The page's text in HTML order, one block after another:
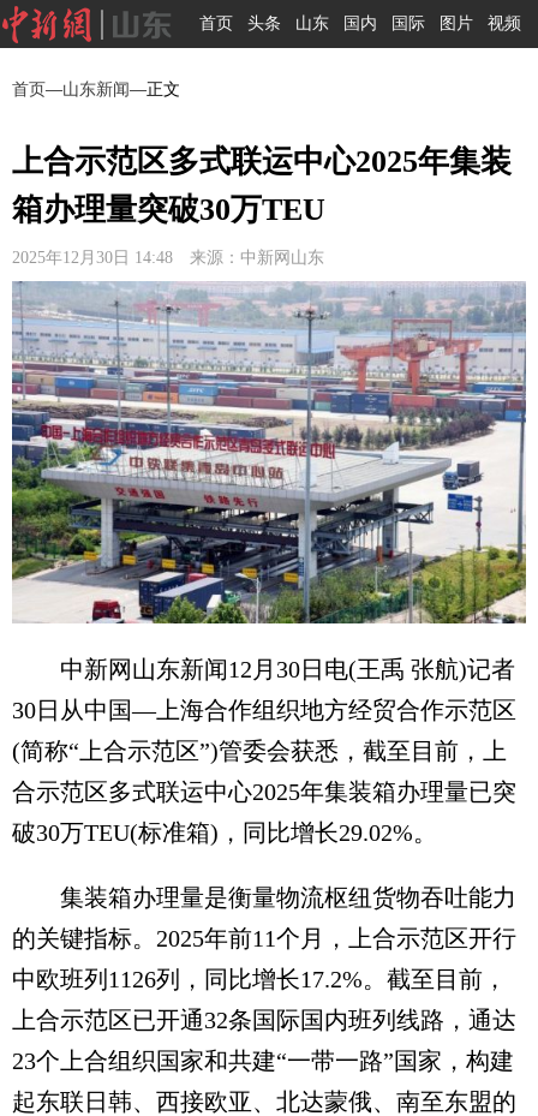
首页 头条 山东 国内 国际 图片 视频
首页—山东新闻—正文
上合示范区多式联运中心2025年集装
箱办理量突破30万TEU
2025年12月30日 14:48 来源：中新网山东
中新网山东新闻12月30日电(王禹 张航)记者
30日从中国—上海合作组织地方经贸合作示范区
(简称“上合示范区”)管委会获悉，截至目前，上
合示范区多式联运中心2025年集装箱办理量已突
破30万TEU(标准箱)，同比增长29.02%。
集装箱办理量是衡量物流枢纽货物吞吐能力
的关键指标。2025年前11个月，上合示范区开行
中欧班列1126列，同比增长17.2%。截至目前，
上合示范区已开通32条国际国内班列线路，通达
23个上合组织国家和共建“一带一路”国家，构建
起东联日韩、西接欧亚、北达蒙俄、南至东盟的